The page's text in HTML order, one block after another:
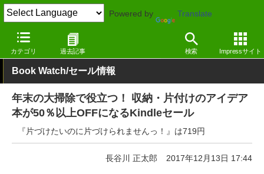
Powered by Translate
カテゴリ 過去記事 検索 Impressサイト
窓の杜 電子書籍・本
Book Watch/セール情報
年末の大掃除で役立つ！ 収納・片付けのアイデア
本が50％以上OFFになるKindleセール
『片づけたいのに片づけられませんっ！』は719円
長谷川 正太郎 2017年12月13日 17:44